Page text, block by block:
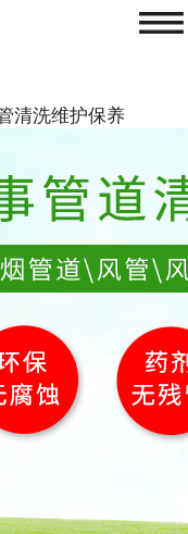
清洗维护保养
≡